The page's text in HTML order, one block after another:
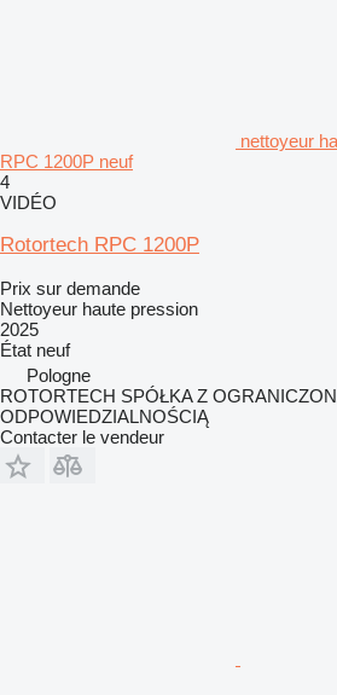
nettoyeur
RPC 1200P neuf
4
VIDÉO
Rotortech RPC 1200P
Prix sur demande
Nettoyeur haute pression
2025
État neuf
Pologne
ROTORTECH SPÓŁKA Z
ODPOWIEDZIALNOŚCIĄ
Contacter le vendeur